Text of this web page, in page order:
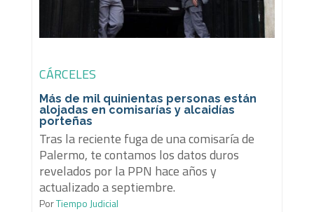
CÁRCELES
Más de mil quinientas personas están
alojadas en comisarías y alcaidías
porteñas
Tras la reciente fuga de una comisaría de
Palermo, te contamos los datos duros
revelados por la PPN hace años y
actualizado a septiembre.
PorTiempo Judicial